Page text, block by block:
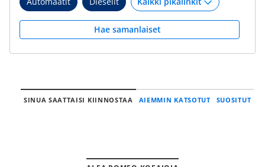
Hae samanlaiset
SINUA SAATTAISI KIINNOSTAA AIEMMIN KATSOTUT SUOSITUT